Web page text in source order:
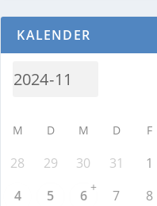
KALENDER
M D M D F
28 29 30 31 1
4
5 6
+
7 8